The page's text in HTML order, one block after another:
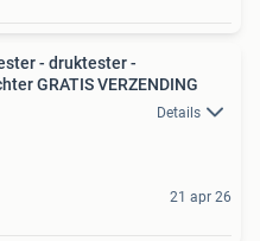
- druktester -
GRATIS VERZENDING
Details
21 apr 26